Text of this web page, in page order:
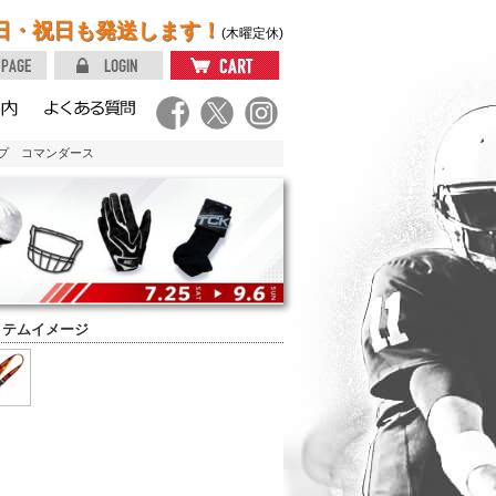
・祝日も発送します！ (木曜定休)
コマンダース
ムイメージ